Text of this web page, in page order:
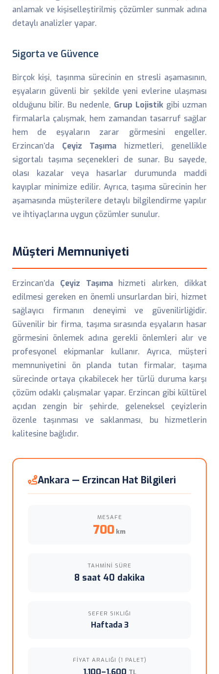
anlamak ve kişiselleştirilmiş çözümler sunmak adına
detaylı analizler yapar.
Sigorta ve Güvence
Birçok kişi, taşınma sürecinin en stresli aşamasının,
eşyaların güvenli bir şekilde yeni evlerine ulaşması
olduğunu bilir. Bu nedenle, Grup Lojistik gibi uzman
firmalarla çalışmak, hem zamandan tasarruf sağlar
hem de eşyaların zarar görmesini engeller.
Erzincan’da Çeyiz Taşıma hizmetleri, genellikle
sigortalı taşıma seçenekleri de sunar. Bu sayede,
olası kazalar veya hasarlar durumunda maddi
kayıplar minimize edilir. Ayrıca, taşıma sürecinin her
aşamasında müşterilere detaylı bilgilendirme yapılır
ve ihtiyaçlarına uygun çözümler sunulur.
Müşteri Memnuniyeti
Erzincan’da Çeyiz Taşımahizmeti alırken, dikkat
edilmesi gereken en önemli unsurlardan biri, hizmet
sağlayıcı firmanın deneyimi ve güvenilirliğidir.
Güvenilir bir firma, taşıma sırasında eşyaların hasar
görmesini önlemek adına gerekli önlemleri alır ve
profesyonel ekipmanlar kullanır. Ayrıca, müşteri
memnuniyetini ön planda tutan firmalar, taşıma
sürecinde ortaya çıkabilecek her türlü duruma karşı
çözüm odaklı çalışmalar yapar. Erzincan gibi kültürel
açıdan zengin bir şehirde, geleneksel çeyizlerin
özenle taşınması ve saklanması, bu hizmetlerin
kalitesine bağlıdır.
Ankara — Erzincan Hat Bilgileri
MESAFE
700 km
TAHMINI SÜRE
8 saat 40 dakika
SEFER SIKLIĞI
Haftada 3
FIYAT ARALIĞI (1 PALET)
1,100–1,600 TL